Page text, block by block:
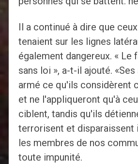
Il a continué à dire que
tenaient sur les lignes
également dangereux. « Le
sans loi », a-t-il ajouté.
armé ce qu'ils considèrent
et ne l'appliqueront qu'à
ciblent, tandis qu'ils
terrorisent et disparaissent
les membres de nos
toute impunité.